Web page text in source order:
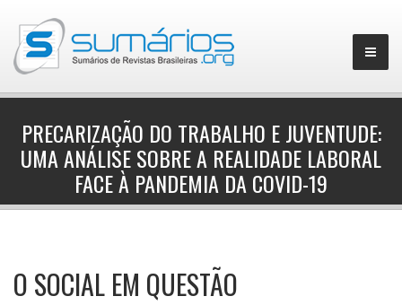
▼
PRECARIZAÇÃO DO TRABALHO E JUVENTUDE:
UMA ANÁLISE SOBRE A REALIDADE LABORAL
FACE À PANDEMIA DA COVID-19
O SOCIAL EM QUESTÃO